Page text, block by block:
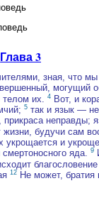
Глава 3
зная, что
могущий
их.
4 Вот, и
5 так и язык —
неправды;
жизни, будучи сам
и
яда. 9
12 Не может, братия